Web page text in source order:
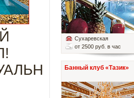
Сухаревская
от 2500 руб. в час
Банный клуб «Тазик»